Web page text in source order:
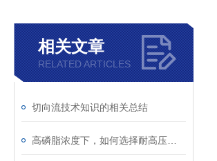
相关文章
RELATED ARTICLES
切向流技术知识的相关总结